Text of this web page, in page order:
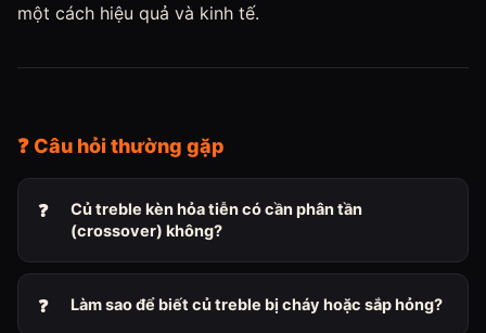
một cách hiệu quả và kinh tế.
❓ Câu hỏi thường gặp
Củ treble kèn hỏa tiễn có cần phân tần
(crossover) không?
Làm sao để biết củ treble bị cháy hoặc sắp hỏng?